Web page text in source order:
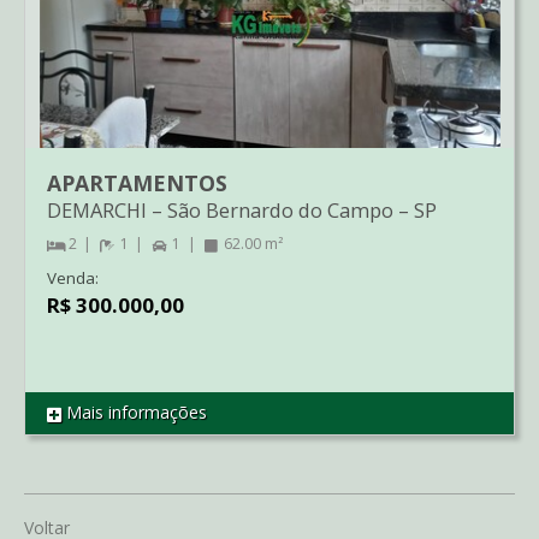
REF AP04779
APARTAMENTOS
DEMARCHI – São Bernardo do Campo – SP
2 1 1 62.00 m²
Venda:
R$ 300.000,00
Mais informações
Voltar